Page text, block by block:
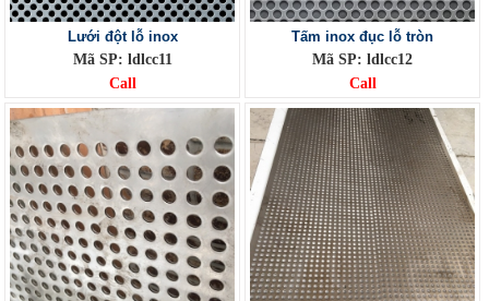
Lưới đột lỗ inox
Mã SP: ldlcc11
Call
Tấm inox đục lỗ tròn
Mã SP: ldlcc12
Call